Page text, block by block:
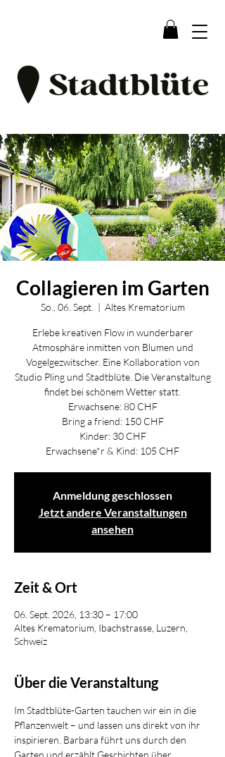
Collagieren im Garten
So., 06. Sept. Altes Krematorium
Erlebe kreativen Flow in wunderbarer
Atmosphäre inmitten von Blumen und
Vogelgezwitscher. Eine Kollaboration von
Studio Pling und Stadtblüte. Die Veranstaltung
findet bei schönem Wetter statt.
Erwachsene: 80 CHF
Bring a friend: 150 CHF
Kinder: 30 CHF
Erwachsene*r & Kind: 105 CHF
Anmeldung geschlossen
Jetzt andere Veranstaltungen
ansehen
Zeit & Ort
06. Sept. 2026, 13:30 – 17:00
Altes Krematorium, Ibachstrasse, Luzern,
Schweiz
Über die Veranstaltung
Im Stadtblüte-Garten tauchen wir ein in die
Pflanzenwelt – und lassen uns direkt von ihr
inspirieren. Barbara führt uns durch den